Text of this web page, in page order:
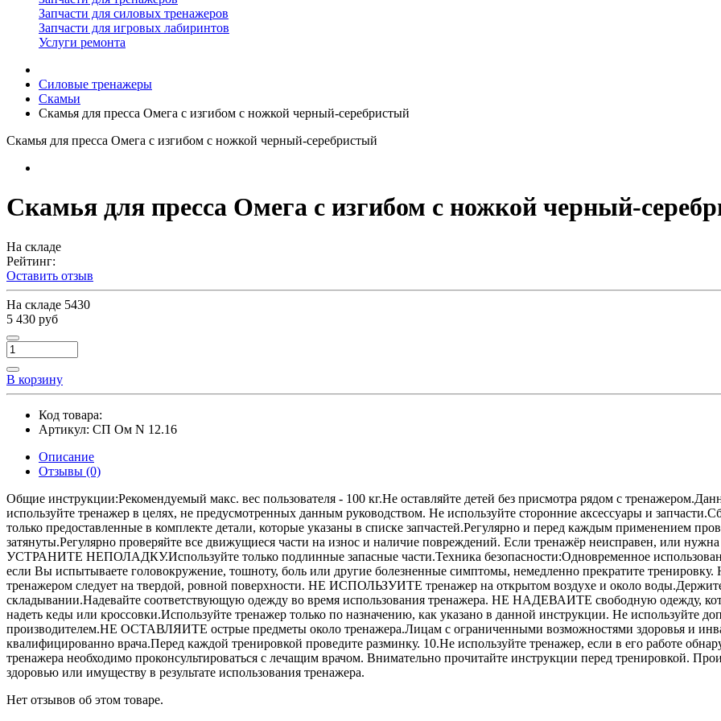
Запчасти для силовых тренажеров
Запчасти для игровых лабиринтов
Услуги ремонта
Силовые тренажеры
Скамьи
Скамья для пресса Омега с изгибом с ножкой черный-серебристый
Скамья для пресса Омега с изгибом с ножкой черный-серебристый
Скамья для пресса Омега с изгибом с ножкой черный-
На складе
Рейтинг:
Оставить отзыв
На складе 5430
5 430 руб
В корзину
Код товара:
Артикул: СП Ом N 12.16
Описание
Отзывы (0)
Общие инструкции:Рекомендуемый макс. вес пользователя - 100 кг.Не оставляйте детей без присмотра рядом с
используйте тренажер в целях, не предусмотренных данным руководством. Не используйте сторонние аксессуары и
только предоставленные в комплекте детали, которые указаны в списке запчастей.Регулярно и перед каждым применением
затянуты.Регулярно проверяйте все движущиеся части на износ и наличие повреждений. Если тренажёр неисправен,
УСТРАНИТЕ НЕПОЛАДКУ.Используйте только подлинные запасные части.Техника безопасности:Одновременное
если Вы испытываете головокружение, тошноту, боль или другие болезненные симптомы, немедленно прекратите
тренажером следует на твердой, ровной поверхности. НЕ ИСПОЛЬЗУИТЕ тренажер на открытом воздухе и около
складывании.Надевайте соответствующую одежду во время использования тренажера. НЕ НАДЕВАИТЕ свободную одежду,
надеть кеды или кроссовки.Используйте тренажер только по назначению, как указано в данной инструкции. Не используйте
производителем.НЕ ОСТАВЛЯИТЕ острые предметы около тренажера.Лицам с ограниченными возможностями здоровья и
квалифицированно врача.Перед каждой тренировкой проведите разминку. 10.Не используйте тренажер, если в его работе
тренажера необходимо проконсультироваться с лечащим врачом. Внимательно прочитайте инструкции перед тренировкой.
здоровью или имуществу в результате использования тренажера.
Нет отзывов об этом товаре.